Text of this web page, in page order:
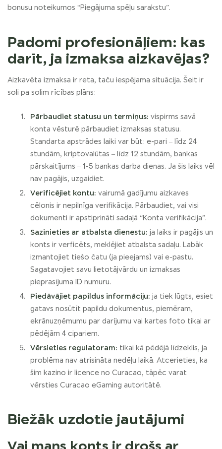
bonusu noteikumos “Piegājuma spēļu sarakstu”.
Padomi profesionāļiem: kas
darīt, ja izmaksa aizkavējas?
Aizkavēta izmaksa ir reta, taču iespējama situācija. Šeit ir
soli pa solim rīcības plāns:
Pārbaudiet statusu un termiņus: vispirms savā
konta vēsturē pārbaudiet izmaksas statusu.
Standarta apstrādes laiki var būt: e-pari – līdz 24
stundām, kriptovalūtas – līdz 12 stundām, bankas
pārskaitījums – 1-5 bankas darba dienas. Ja šis laiks vēl
nav pagājis, uzgaidiet.
Verificējiet kontu: vairumā gadījumu aizkaves
cēlonis ir nepilnīga verifikācija. Pārbaudiet, vai visi
dokumenti ir apstiprināti sadaļā “Konta verifikācija”.
Sazinieties ar atbalsta dienestu: ja laiks ir pagājis un
konts ir verficēts, meklējiet atbalsta sadaļu. Labāk
izmantojiet tiešo čatu (ja pieejams) vai e-pastu.
Sagatavojiet savu lietotājvārdu un izmaksas
pieprasījuma ID numuru.
Piedāvājiet papildus informāciju: ja tiek lūgts, esiet
gatavs nosūtīt papildu dokumentus, piemēram,
ekrānuzņēmumu par darījumu vai kartes foto tikai ar
pēdējām 4 cipariem.
Vērsieties regulatoram: tikai kā pēdējā līdzeklis, ja
problēma nav atrisināta nedēļu laikā. Atcerieties, ka
šim kazino ir licence no Curacao, tāpēc varat
vērsties Curacao eGaming autoritātē.
Biežāk uzdotie jautājumi